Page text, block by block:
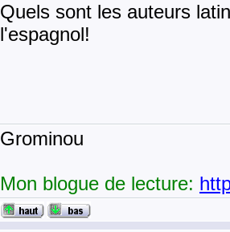
Quels sont les auteurs
l'espagnol!
Grominou
Mon blogue de lecture: